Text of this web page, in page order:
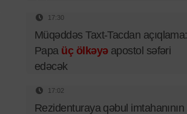
17:30
Müqəddəs Taxt-Tacdan açıqlama:
Papa üç ölkəyəapostol səfəri
edəcək
17:02
Rezidenturaya qəbul imtahanının